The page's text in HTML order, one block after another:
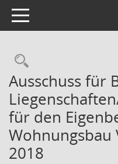
Toggle navigation
Ausschuss für
für den
Wohnungsbau
2018